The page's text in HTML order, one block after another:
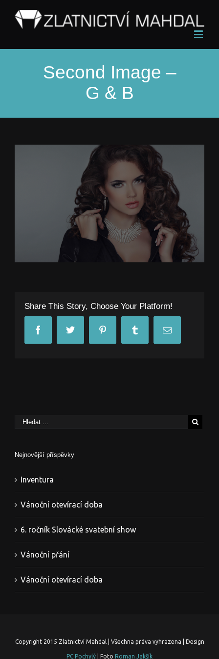
Second Image –
G & B
Share This Story, Choose Your Platform!
Nejnovější příspěvky
Inventura
Vánoční otevírací doba
6. ročník Slovácké svatební show
Vánoční přání
Vánoční otevírací doba
Copyright 2015 Zlatnictví Mahdal | Všechna práva vyhrazena | Design
PC Pochylý | Foto Roman Jakšík